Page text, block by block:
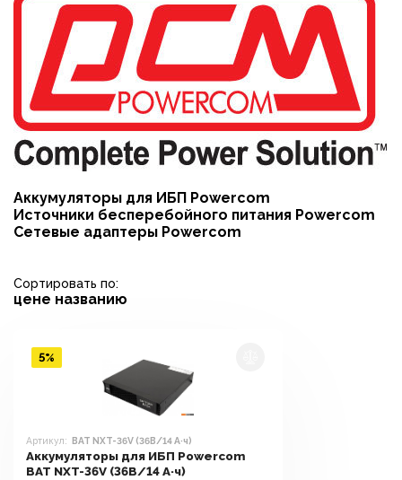
Аккумуляторы для ИБП Powercom
Источники бесперебойного питания Powercom
Сетевые адаптеры Powercom
Сортировать по:
цене названию
Артикул: BAT NXT-36V (36В/14 А·ч)
Аккумуляторы для ИБП Powercom
BAT NXT-36V (36В/14 А·ч)
5%